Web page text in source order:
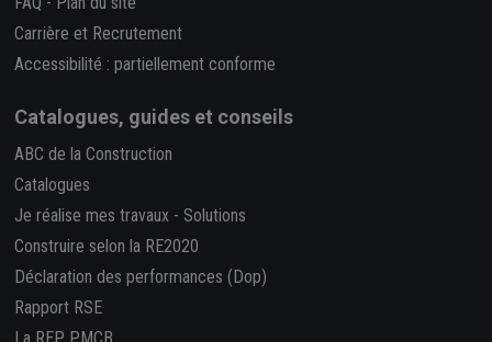
Carrière et Recrutement
Accessibilité : partiellement conforme
Catalogues, guides et conseils
ABC de la Construction
Catalogues
Je réalise mes travaux - Solutions
Construire selon la RE2020
Déclaration des performances (Dop)
Rapport RSE